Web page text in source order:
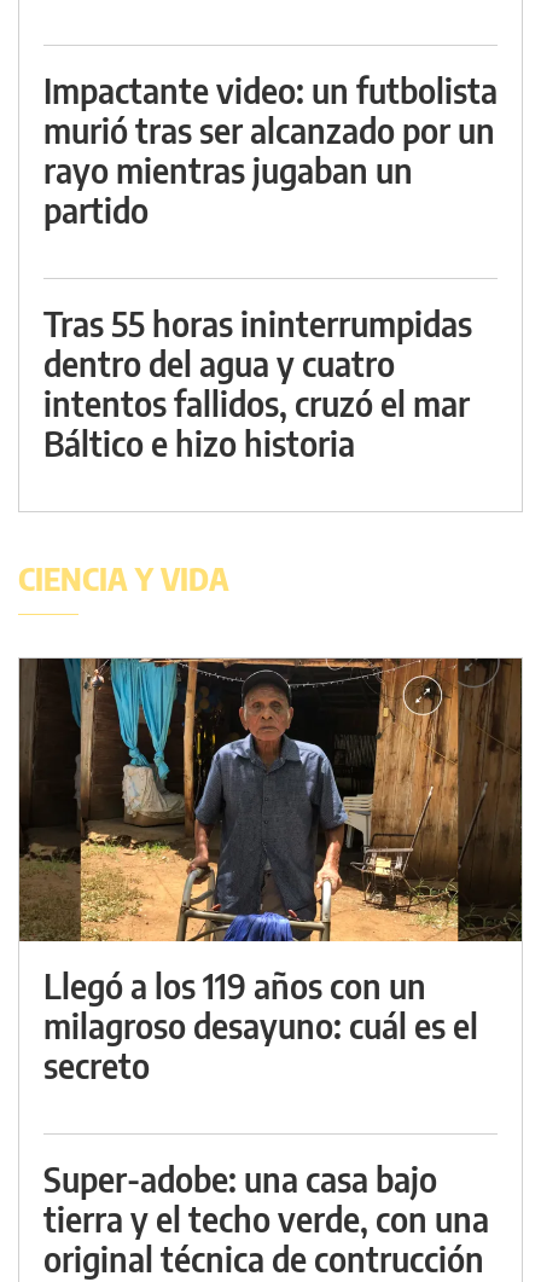
Impactante video: un futbolista
murió tras ser alcanzado por un
rayo mientras jugaban un
partido
Tras 55 horas ininterrumpidas
dentro del agua y cuatro
intentos fallidos, cruzó el mar
Báltico e hizo historia
CIENCIA Y VIDA
Llegó a los 119 años con un
milagroso desayuno: cuál es el
secreto
Super-adobe: una casa bajo
tierra y el techo verde, con una
original técnica de contrucción